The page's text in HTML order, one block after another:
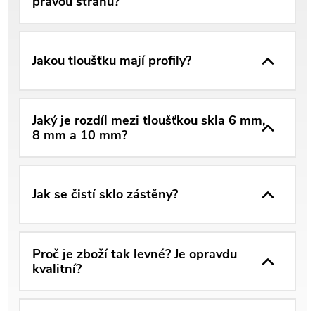
Jakou tloušťku mají profily?
Jaký je rozdíl mezi tloušťkou skla 6 mm,
8 mm a 10 mm?
Jak se čistí sklo zástěny?
Proč je zboží tak levné? Je opravdu
kvalitní?